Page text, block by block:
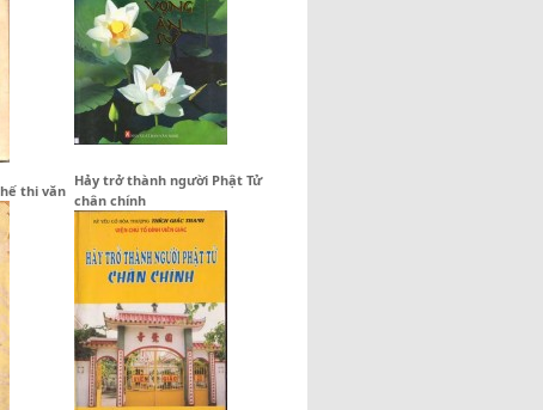
thi văn
Hảy trở thành người Phật Tử
chân chính